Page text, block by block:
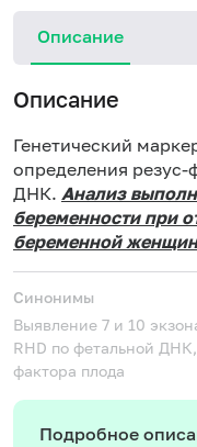
Описание
Описание
Генетический
определения резус-
ДНК. Анализ
беременности при
беременной
Синонимы
Выявление 7 и 10
RHD по фетальной
фактора плода
Подробное